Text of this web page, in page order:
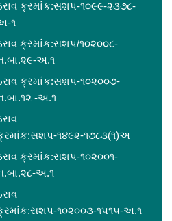
ક્રમાંક:સશપ-૧૦૯૯-૨૩૭૮-
૧
ક્રમાંક:સશપ/૧૦૨૦૦૮-
અ.૧
ક્રમાંક:સશપ-૧૦૨૦૦૭-
-અ.૧
૧૪૯૨-૧૭૮૩(૧)અ
ક્રમાંક:સશપ-૧૦૨૦૦૧-
અ.૧
૧૦૨૦૦૩-૧૫૧૫-અ.૧